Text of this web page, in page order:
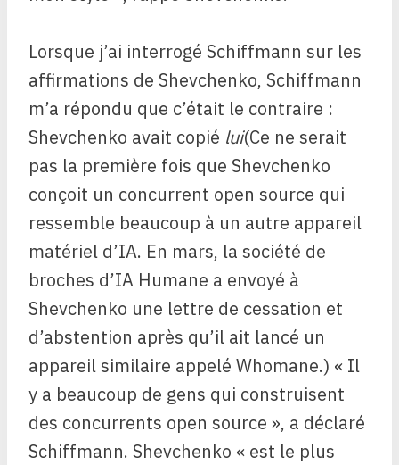
Lorsque j’ai interrogé Schiffmann sur les
affirmations de Shevchenko, Schiffmann
m’a répondu que c’était le contraire :
Shevchenko avait copié lui(Ce ne serait
pas la première fois que Shevchenko
conçoit un concurrent open source qui
ressemble beaucoup à un autre appareil
matériel d’IA. En mars, la société de
broches d’IA Humane a envoyé à
Shevchenko une lettre de cessation et
d’abstention après qu’il ait lancé un
appareil similaire appelé Whomane.) « Il
y a beaucoup de gens qui construisent
des concurrents open source », a déclaré
Schiffmann. Shevchenko « est le plus